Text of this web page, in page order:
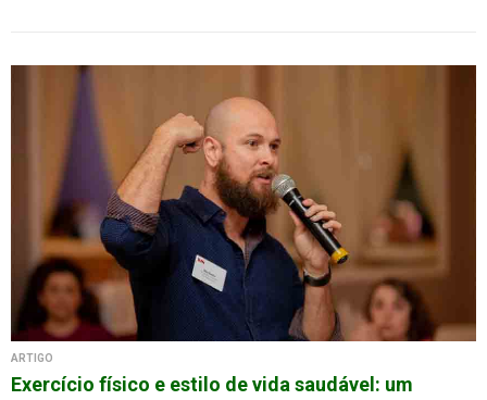
ARTIGO
Exercício físico e estilo de vida saudável: um